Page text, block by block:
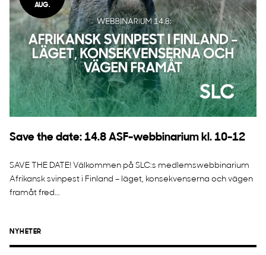
AUG.
Save the date: 14.8 ASF-webbinarium kl. 10-12
SAVE THE DATE! Välkommen på SLC:s medlemswebbinarium
Afrikansk svinpest i Finland – läget, konsekvenserna och vägen
framåt fred...
NYHETER